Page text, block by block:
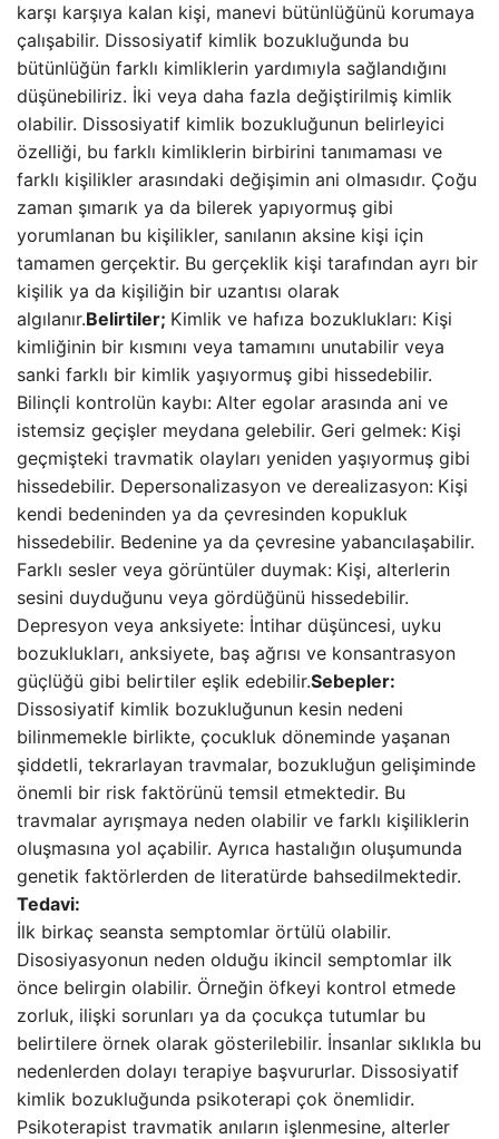
karşı karşıya kalan kişi, manevi bütünlüğünü korumaya
çalışabilir. Dissosiyatif kimlik bozukluğunda bu
bütünlüğün farklı kimliklerin yardımıyla sağlandığını
düşünebiliriz. İki veya daha fazla değiştirilmiş kimlik
olabilir. Dissosiyatif kimlik bozukluğunun belirleyici
özelliği, bu farklı kimliklerin birbirini tanımaması ve
farklı kişilikler arasındaki değişimin ani olmasıdır. Çoğu
zaman şımarık ya da bilerek yapıyormuş gibi
yorumlanan bu kişilikler, sanılanın aksine kişi için
tamamen gerçektir. Bu gerçeklik kişi tarafından ayrı bir
kişilik ya da kişiliğin bir uzantısı olarak
algılanır.Belirtiler; Kimlik ve hafıza bozuklukları: Kişi
kimliğinin bir kısmını veya tamamını unutabilir veya
sanki farklı bir kimlik yaşıyormuş gibi hissedebilir.
Bilinçli kontrolün kaybı: Alter egolar arasında ani ve
istemsiz geçişler meydana gelebilir. Geri gelmek: Kişi
geçmişteki travmatik olayları yeniden yaşıyormuş gibi
hissedebilir. Depersonalizasyon ve derealizasyon: Kişi
kendi bedeninden ya da çevresinden kopukluk
hissedebilir. Bedenine ya da çevresine yabancılaşabilir.
Farklı sesler veya görüntüler duymak: Kişi, alterlerin
sesini duyduğunu veya gördüğünü hissedebilir.
Depresyon veya anksiyete: İntihar düşüncesi, uyku
bozuklukları, anksiyete, baş ağrısı ve konsantrasyon
güçlüğü gibi belirtiler eşlik edebilir.Sebepler:
Dissosiyatif kimlik bozukluğunun kesin nedeni
bilinmemekle birlikte, çocukluk döneminde yaşanan
şiddetli, tekrarlayan travmalar, bozukluğun gelişiminde
önemli bir risk faktörünü temsil etmektedir. Bu
travmalar ayrışmaya neden olabilir ve farklı kişiliklerin
oluşmasına yol açabilir. Ayrıca hastalığın oluşumunda
genetik faktörlerden de literatürde bahsedilmektedir.
Tedavi:
İlk birkaç seansta semptomlar örtülü olabilir.
Disosiyasyonun neden olduğu ikincil semptomlar ilk
önce belirgin olabilir. Örneğin öfkeyi kontrol etmede
zorluk, ilişki sorunları ya da çocukça tutumlar bu
belirtilere örnek olarak gösterilebilir. İnsanlar sıklıkla bu
nedenlerden dolayı terapiye başvururlar. Dissosiyatif
kimlik bozukluğunda psikoterapi çok önemlidir.
Psikoterapist travmatik anıların işlenmesine, alterler